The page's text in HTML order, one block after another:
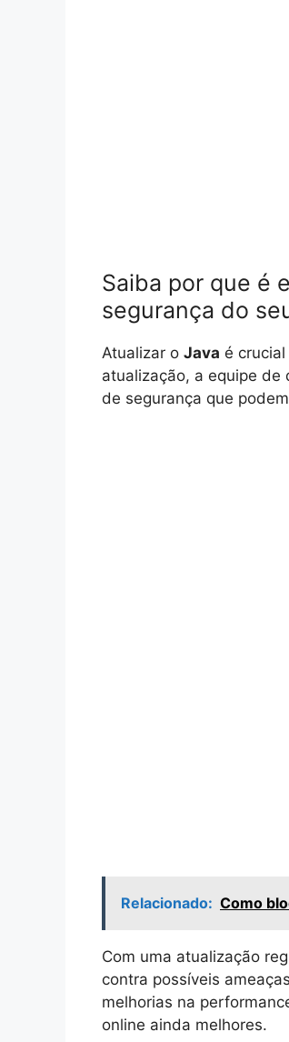
Saiba por que é
segurança do
Atualizar o Java é
atualização, a equipe de
de segurança que
Relacionado: Como
Com uma atualização
contra possíveis
melhorias na
online ainda melhores.